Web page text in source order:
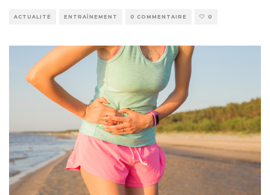
ACTUALITÉ ENTRAÎNEMENT 0 COMMENTAIRE 0